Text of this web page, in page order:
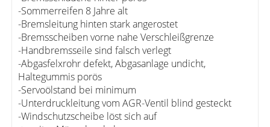
-Sommerreifen 8 Jahre alt
-Bremsleitung hinten stark angerostet
-Bremsscheiben vorne nahe Verschleißgrenze
-Handbremsseile sind falsch verlegt
-Abgasfelxrohr defekt, Abgasanlage undicht,
Haltegummis porös
-Servoölstand bei minimum
-Unterdruckleitung vom AGR-Ventil blind gesteckt
-Windschutzscheibe löst sich auf